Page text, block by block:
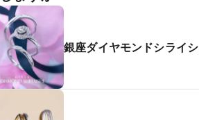
銀座ダイヤモンドシライシ